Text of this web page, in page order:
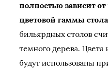
полностью зависит
цветовой гаммы стола
бильярдных столов
темного дерева.
будут использованы